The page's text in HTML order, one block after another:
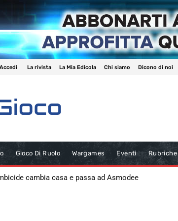
Accedi La rivista La Mia Edicola Chi siamo Dicono di noi
Gioco Di Ruolo Wargames Eventi Rubriche
cambia casa e passa ad Asmodee